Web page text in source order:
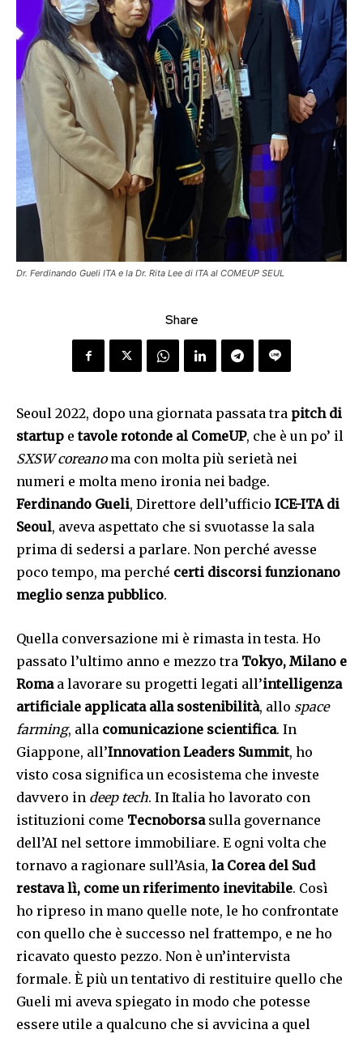
Dr. Ferdinando Gueli ITA e la Dr. Rita Lee di ITA al COMEUP SEUL
Share
Seoul 2022, dopo una giornata passata tra pitch di
startup etavole rotonde al ComeUP, che è un po’ il
SXSW coreanoma con molta più serietà nei
numeri e molta meno ironia nei badge.
Ferdinando Gueli, Direttore dell’ufficio ICE-ITA di
Seoul, aveva aspettato che si svuotasse la sala
prima di sedersi a parlare. Non perché avesse
poco tempo, ma perché certi discorsi funzionano
meglio senza pubblico.
Quella conversazione mi è rimasta in testa. Ho
passato l’ultimo anno e mezzo tra Tokyo, Milano e
Romaa lavorare su progetti legati all’intelligenza
artificiale applicata alla sostenibilità, allo space
farming, alla comunicazione scientifica. In
Giappone, all’Innovation Leaders Summit, ho
visto cosa significa un ecosistema che investe
davvero in deep tech. In Italia ho lavorato con
istituzioni come Tecnoborsasulla governance
dell’AI nel settore immobiliare. E ogni volta che
tornavo a ragionare sull’Asia, la Corea del Sud
restava lì, come un riferimento inevitabile. Così
ho ripreso in mano quelle note, le ho confrontate
con quello che è successo nel frattempo, e ne ho
ricavato questo pezzo. Non è un’intervista
formale. È più un tentativo di restituire quello che
Gueli mi aveva spiegato in modo che potesse
essere utile a qualcuno che si avvicina a quel